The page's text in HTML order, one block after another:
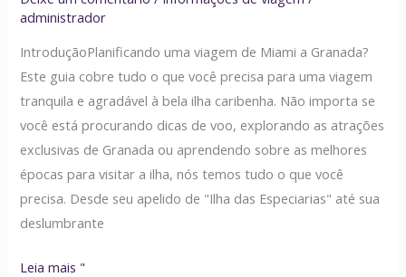
administrador
IntroduçãoPlanificando uma viagem de Miami a Granada?
Este guia cobre tudo o que você precisa para uma viagem
tranquila e agradável à bela ilha caribenha. Não importa se
você está procurando dicas de voo, explorando as atrações
exclusivas de Granada ou aprendendo sobre as melhores
épocas para visitar a ilha, nós temos tudo o que você
precisa. Desde seu apelido de "Ilha das Especiarias" até sua
deslumbrante
Leia mais "